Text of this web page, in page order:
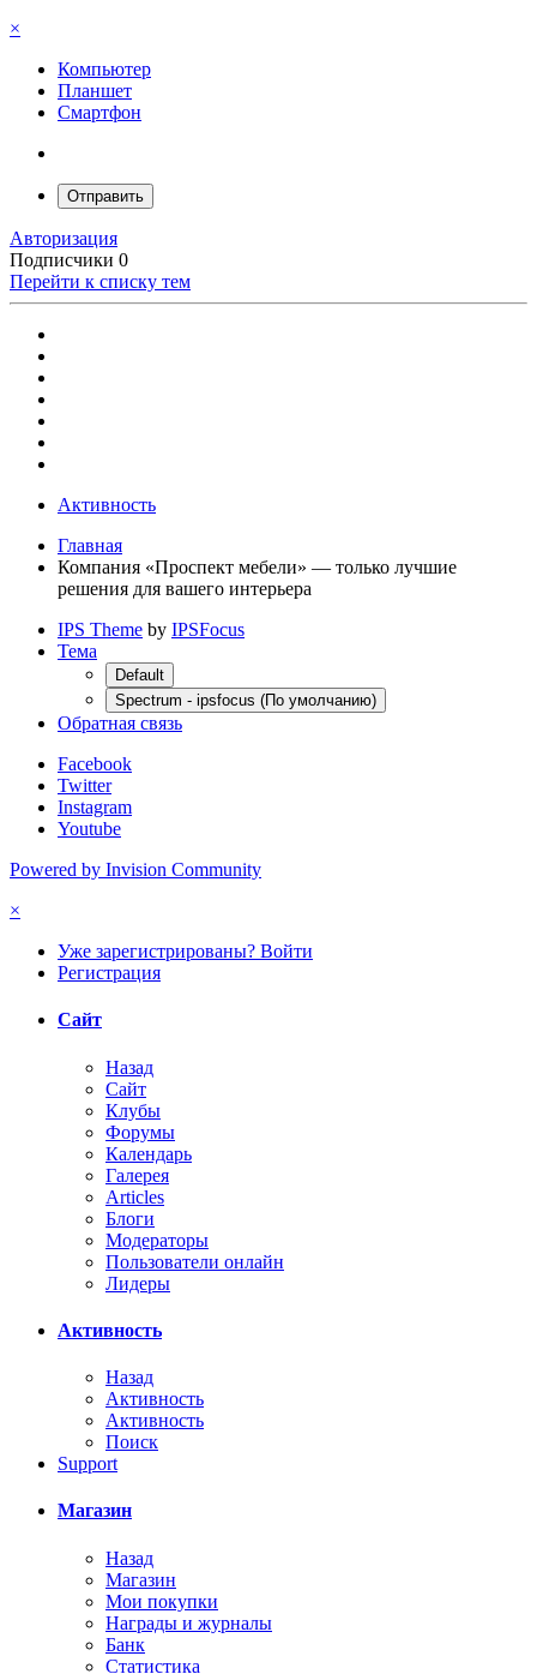
×
Компьютер
Планшет
Смартфон
Отправить
Авторизация
Подписчики 0
Перейти к списку тем
Активность
Главная
Компания «Проспект мебели» — только лучшие
решения для вашего интерьера
IPS Theme by IPSFocus
Тема
Default
Spectrum - ipsfocus (По умолчанию)
Обратная связь
Facebook
Twitter
Instagram
Youtube
Powered by Invision Community
×
Уже зарегистрированы? Войти
Регистрация
Сайт
Назад
Сайт
Клубы
Форумы
Календарь
Галерея
Articles
Блоги
Модераторы
Пользователи онлайн
Лидеры
Активность
Назад
Активность
Активность
Поиск
Support
Магазин
Назад
Магазин
Мои покупки
Награды и журналы
Банк
Статистика